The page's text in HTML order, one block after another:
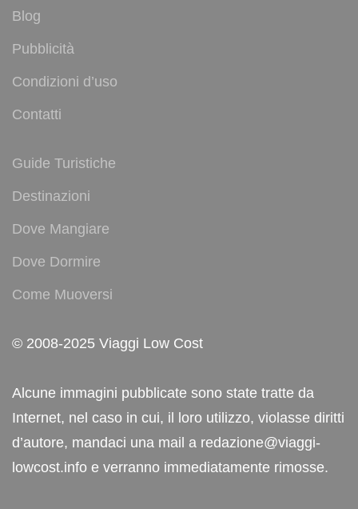
Blog
Pubblicità
Condizioni d’uso
Contatti
Guide Turistiche
Destinazioni
Dove Mangiare
Dove Dormire
Come Muoversi
© 2008-2025 Viaggi Low Cost
Alcune immagini pubblicate sono state tratte da
Internet, nel caso in cui, il loro utilizzo, violasse diritti
d’autore, mandaci una mail a redazione@viaggi-
lowcost.info e verranno immediatamente rimosse.